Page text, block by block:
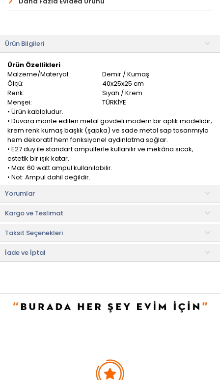
Ürün Bilgileri
Ürün Özellikleri
Malzeme/Materyal:
Demir / Kumaş
Ölçü:
40x25x25 cm
Renk:
Siyah / Krem
Menşei:
TÜRKİYE
• Ürün kabloludur.
• Duvara monte edilen metal gövdeli modern bir aplik modelidir;
krem renk kumaş başlık (şapka) ve sade metal sap tasarımıyla
hem dekoratif hem fonksiyonel aydınlatma sağlar.
• E27 duy ile standart ampullerle kullanılır ve mekâna sıcak,
estetik bir ışık katar.
• Max: 60 watt ampul kullanılabilir.
• Not: Ampul dahil değildir.
Evidea Lighting Şapkalı Aplik, çalışma ve dinlenme alanlarınzıda
kusursuz parlaklık elde etmek için eşsiz bir üründür.
Yatak odası, bebek odası, koridor, bahçe, oturma odası ve diğer
yerler için uygundur.
Metal malzemeden üretilmiş apliğimiz, giriş, koridor veya
banyoya mükemmel bir katkı sağlar.
• Zamak aplikler zamak alaşımından üretilen aplik modelidir.
• Zamak aplikler yüksek basınca karşı mukavemetlidir.
olarak renk ve doku farklılıkları oluşabilir. "
Yorumlar
Kargo ve Teslimat
Taksit Seçenekleri
İade ve İptal